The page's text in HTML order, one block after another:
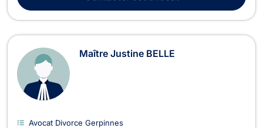
Maître Justine BELLE
Avocat Divorce Gerpinnes